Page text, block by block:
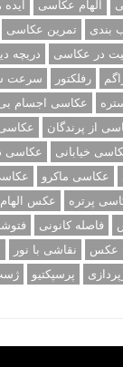
الهام عکاسی
بندی تمرین عکاسی
در عکاسی
دریچه
رفلکتور سرعت
عکاسی اجسام
از پرندگان
خیابانی
عکاسی
عکاسی ماکرو
پرتره
عکس
فاصله کانونی
عکس نقاشی با نور
پرسپکتیو